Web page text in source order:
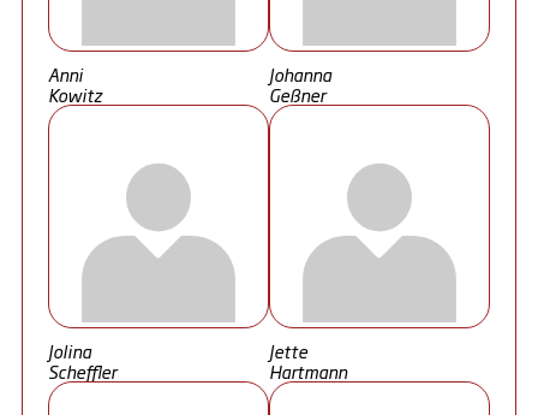
Anni
Kowitz
Johanna
Geßner
Jolina
Scheffler
Jette
Hartmann